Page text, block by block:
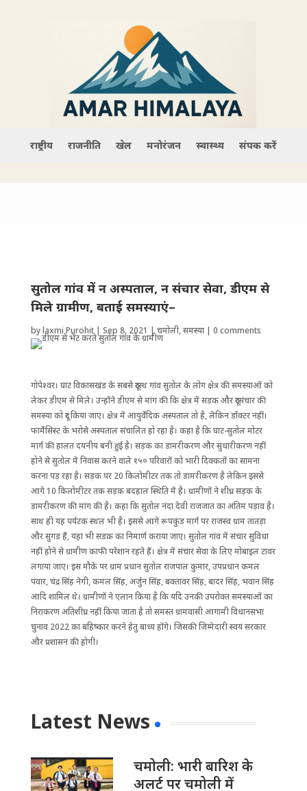
राष्ट्रीय राजनीति खेल मनोरंजन स्वास्थ्य संपर्क करें
सुतोल गांव में न अस्पताल, न संचार सेवा, डीएम से
मिले ग्रामीण, बताई समस्याएं–
bylaxmi Purohit| Sep 8, 2021 |चमोली,समस्या| 0 comments
गोपेश्वर। घाट विकासखंड के सबसे दूरस्थ गांव सुतोल के लोग क्षेत्र की समस्याओं को
लेकर डीएम से मिले। उन्होंने डीएम से मांग की कि क्षेत्र में सड़क और दूरसंचार की
समस्या को दूर किया जाए। क्षेत्र में आयुर्वेदिक अस्पताल तो है, लेकिन डॉक्टर नहीं।
फार्मेसिस्ट के भरोसे अस्पताल संचालित हो रहा है। कहा है कि घाट-सुतोल मोटर
मार्ग की हालत दयनीय बनी हुई है। सड़क का डामरीकरण और सुधारीकरण नहीं
होने से सुतोल में निवास करने वाले १५० परिवारों को भारी दिक्कतों का सामना
करना पड़ रहा है। सड़क पर 20 किलोमीटर तक तो डामरीकरण है लेकिन इससे
आगे 10 किलोमीटर तक सड़क बदहाल स्थिति में है। ग्रामीणों ने शीघ्र सड़क के
डामरीकरण की मांग की है। कहा कि सुतोल नंदा देवी राजजात का अंतिम पड़ाव है।
साथ ही यह पर्यटक स्थल भी है। इससे आगे रूपकुंड मार्ग पर राजस्व ग्राम तातड़ा
और सुगड हैं, यहां भी सडक़ का निमार्ण कराया जाए। सुतोल गांव में संचार सुविधा
नहीं होने से ग्रामीण काफी परेशान रहते हैं। क्षेत्र में संचार सेवा के लिए मोबाइल टावर
लगाया जाए। इस मौके पर ग्राम प्रधान सुतोल राजपाल कुमार, उपप्रधान कमल
पंवार, चंद्र सिंह नेगी, कमल सिंह, अर्जुन सिंह, बक्तावर सिंह, बादर सिंह, भवान सिंह
आदि शामिल थे। ग्रामीणों ने एलान किया ह‌ै कि यदि उनकी उपरोक्त समस्याओं का
निराकरण अतिशीघ्र नहीं किया जाता है तो समस्त ग्रामवासी आगामी विधानसभा
चुनाव 2022 का बहिष्कार करने हेतु बाध्य होंगे। जिसकी जिम्मेदारी स्वयं सरकार
और प्रशासन की होगी।
Latest News
चमोली: भारी बारिश के
अलर्ट पर चमोली में